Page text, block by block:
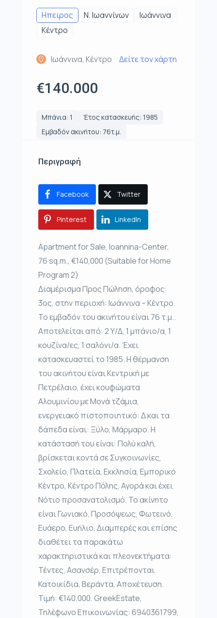
Ηπειρος Ν. Ιωαννίνων
Ιωάννινα
Κέντρο
Ιωάννινα, Κέντρο Δείτε τον χάρτη
€140.000
Μπάνια: 1
Έτος κατασκευής: 1985
Εμβαδόν ακινήτου: 76τ.μ.
Περιγραφή
Facebook Twitter
Pinterest LinkedIn
Apartment for Sale, Ioannina-Center,
76 sq.m., €140,000 (Suitable for Home
Program 2)
Διαμέρισμα Προς Πώληση, όροφος:
3ος, στην περιοχή: Ιωάννινα – Κέντρο.
Το εμβαδόν του ακινήτου είναι 76 τ.μ..
Αποτελείται από: 2 Υ/Δ, 1 μπάνιο/α, 1
κουζίνα/ες, 1 σαλόνι/α. Έχει
κατασκευαστεί το 1985. Η θέρμανση
του ακινήτου είναι Κεντρική με
Πετρέλαιο, έχει κουφώματα
Αλουμινίου με Μονά τζάμια,
ενεργειακό πιστοποιητικό: Δ και τα
δάπεδα είναι: Ξύλο, Μάρμαρο. Η
κατάστασή του είναι: Πολύ καλή,
βρίσκεται κοντά σε Συγκοινωνίες,
Σχολείο, Πλατεία, Εκκλησία, Εμπορικό
Κέντρο, Κέντρο Πόλης, Αγορά και έχει
Νότιο προσανατολισμό. Το ακίνητο
είναι Γωνιακό, Προσόψεως, Φωτεινό,
Ευάερο, Ευήλιο, Διαμπερές και επίσης
διαθέτει τα παρακάτω
χαρακτηριστικά και πλεονεκτήματα:
Τέντες, Ασανσέρ, Επιτρέπονται
Κατοικίδια, Βεράντα, Αποχέτευση.
Τιμή: €140.000. GreekEstate,
Τηλέφωνο Επικοινωνίας: 6940361799,